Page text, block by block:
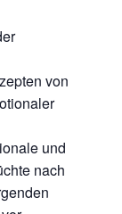
von
und
nach